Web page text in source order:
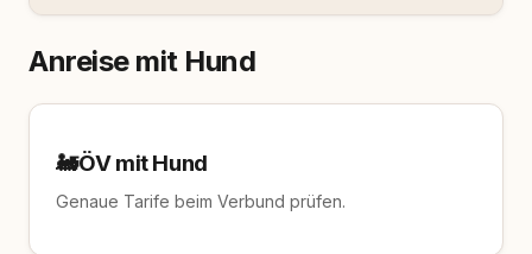
Anreise mit Hund
🚂ÖV mit Hund
Genaue Tarife beim Verbund prüfen.